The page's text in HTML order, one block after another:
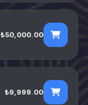
₺50,000.00
₺9,999.00